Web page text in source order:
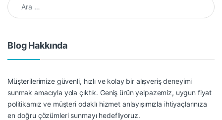
Blog Hakkında
Müşterilerimize güvenli, hızlı ve kolay bir alışveriş deneyimi
sunmak amacıyla yola çıktık. Geniş ürün yelpazemiz, uygun fiyat
politikamız ve müşteri odaklı hizmet anlayışımızla ihtiyaçlarınıza
en doğru çözümleri sunmayı hedefliyoruz.